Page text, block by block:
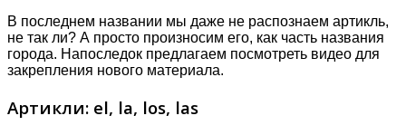
В последнем названии мы даже не распознаем артикль,
не так ли? А просто произносим его, как часть названия
города. Напоследок предлагаем посмотреть видео для
закрепления нового материала.
Артикли: el, la, los, las